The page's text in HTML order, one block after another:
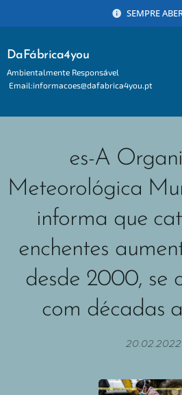
SEMPRE
DaFábrica4you
Ambientalmente Responsável
Email:informacoes@dafabrica4you.pt
es-A
Meteorológica
informa que
enchentes
desde 2000, se
com décadas
20.02.2022